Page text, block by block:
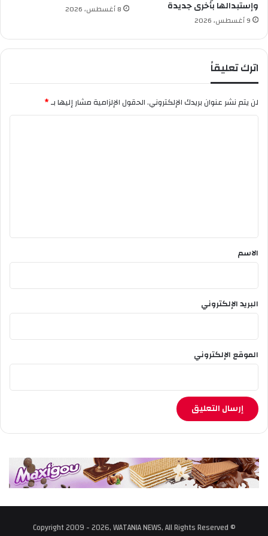
أ
س
ل
م
ه
ر
ي
ى
ك
ي
ت
ي
ب
ط
د
وإستبدالها بأخرى جديدة
9 أغسطس، 2026
8 أغسطس، 2026
اترك تعليقاً
لن يتم نشر عنوان بريدك الإلكتروني.الحقول الإلزامية مشار إليها بـ*
*
الاسم
البريد الإلكتروني
الموقع الإلكتروني
© Copyright 2009 - 2026, WATANIA NEWS, All Rights Reserved